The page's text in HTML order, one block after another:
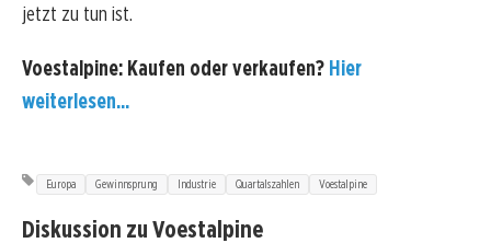
jetzt zu tun ist.
Voestalpine: Kaufen oder verkaufen? Hier
weiterlesen...
Europa Gewinnsprung Industrie Quartalszahlen Voestalpine
Diskussion zu Voestalpine